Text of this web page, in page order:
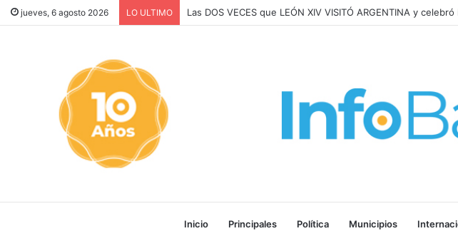
jueves, 6 agosto 2026 LO ULTIMO Medicamentos gratuitos para cuidarte a vos y a cada
Inicio Principales Política Municipios